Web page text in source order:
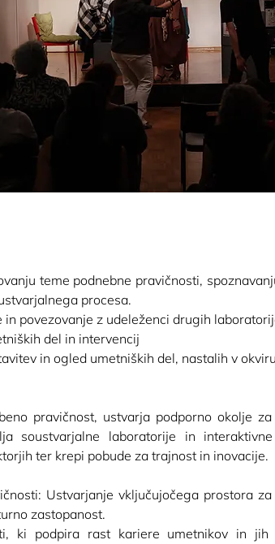
teme podnebne pravičnosti,
procesa.
povezovanje z udeleženci drugih
del in intervencij
in ogled umetniških del, nastalih v
pravičnost, ustvarja podporno okolje
soustvarjalne laboratorije in
ter krepi pobude za trajnost in inovacije.
Ustvarjanje vključujočega prostora
zastopanost.
ki podpira rast kariere umetnikov in